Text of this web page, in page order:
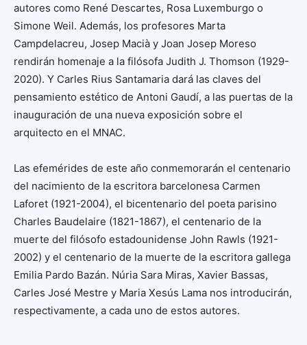
autores como René Descartes, Rosa Luxemburgo o
Simone Weil. Además, los profesores Marta
Campdelacreu, Josep Macià y Joan Josep Moreso
rendirán homenaje a la filósofa Judith J. Thomson (1929-
2020). Y Carles Rius Santamaria dará las claves del
pensamiento estético de Antoni Gaudí, a las puertas de la
inauguración de una nueva exposición sobre el
arquitecto en el MNAC.
Las efemérides de este año conmemorarán el centenario
del nacimiento de la escritora barcelonesa Carmen
Laforet (1921-2004), el bicentenario del poeta parisino
Charles Baudelaire (1821-1867), el centenario de la
muerte del filósofo estadounidense John Rawls (1921-
2002) y el centenario de la muerte de la escritora gallega
Emilia Pardo Bazán. Núria Sara Miras, Xavier Bassas,
Carles José Mestre y Maria Xesús Lama nos introducirán,
respectivamente, a cada uno de estos autores.